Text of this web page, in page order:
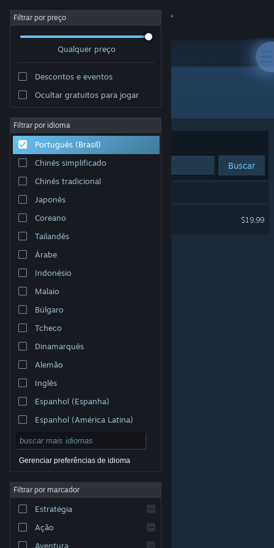
Iniciar sessão
Sobre
Suporte
Alterar idioma
Baixe o aplicativo móvel do Steam
Ver versão para computadores
© Valve Corporation. Todos os direitos reservados.
respectivos donos nos EUA e em outros países.
Acessibilidade
Reembolsos|Cookies
Filtrar por preço
Qualquer preço
Descontos e eventos
Ocultar gratuitos para jogar
Filtrar por idioma
Português (Brasil)
Chinês simplificado
Chinês tradicional
Japonês
Coreano
Tailandês
Árabe
Indonésio
Malaio
Búlgaro
Tcheco
Dinamarquês
Alemão
Inglês
Espanhol (Espanha)
Espanhol (América Latina)
Gerenciar preferências de idioma
Filtrar por marcador
Estratégia
Ação
Aventura
Desenvolvedor: A Brave Plan
Ordenar por Relevância
Buscar
$19.99